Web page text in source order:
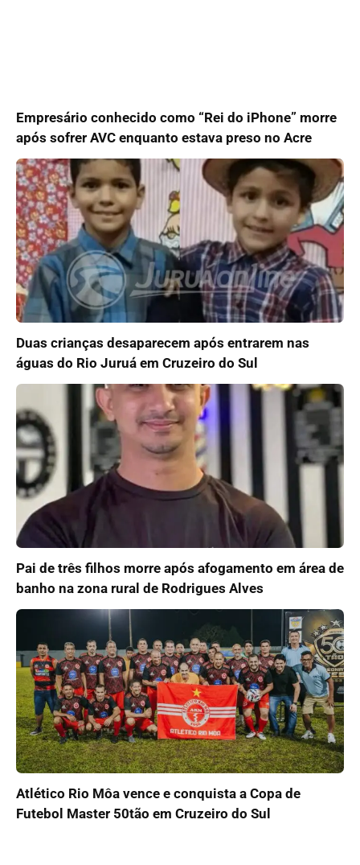
Empresário conhecido como “Rei do iPhone” morre
após sofrer AVC enquanto estava preso no Acre
Duas crianças desaparecem após entrarem nas
águas do Rio Juruá em Cruzeiro do Sul
Pai de três filhos morre após afogamento em área de
banho na zona rural de Rodrigues Alves
Atlético Rio Môa vence e conquista a Copa de
Futebol Master 50tão em Cruzeiro do Sul